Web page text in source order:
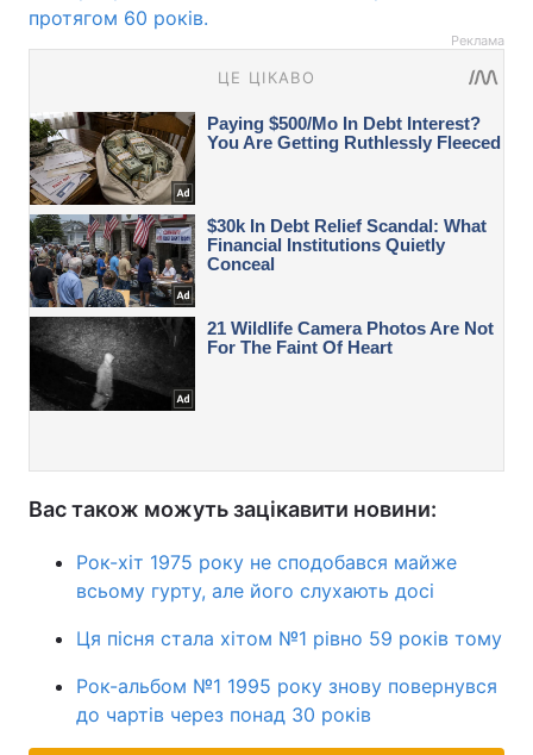
протягом 60 років.
Реклама
Вас також можуть зацікавити новини:
Рок-хіт 1975 року не сподобався майже
всьому гурту, але його слухають досі
Ця пісня стала хітом №1 рівно 59 років тому
Рок-альбом №1 1995 року знову повернувся
до чартів через понад 30 років